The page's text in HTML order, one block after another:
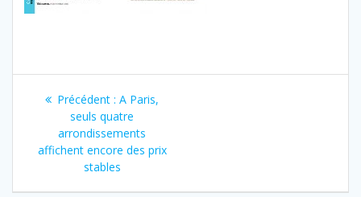
Navigation
l’article
Précédent : Article
précédent
:
A Paris,
seuls quatre
arrondissements
affichent encore des prix
stables